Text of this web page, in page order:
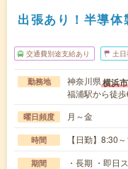
出張あり！半導
交通費別途支給あり 土
勤務地 神奈川県横浜
福浦駅から徒
曜日頻度 月～金
時間 【日勤】8:30
期間 ・長期 ・即日